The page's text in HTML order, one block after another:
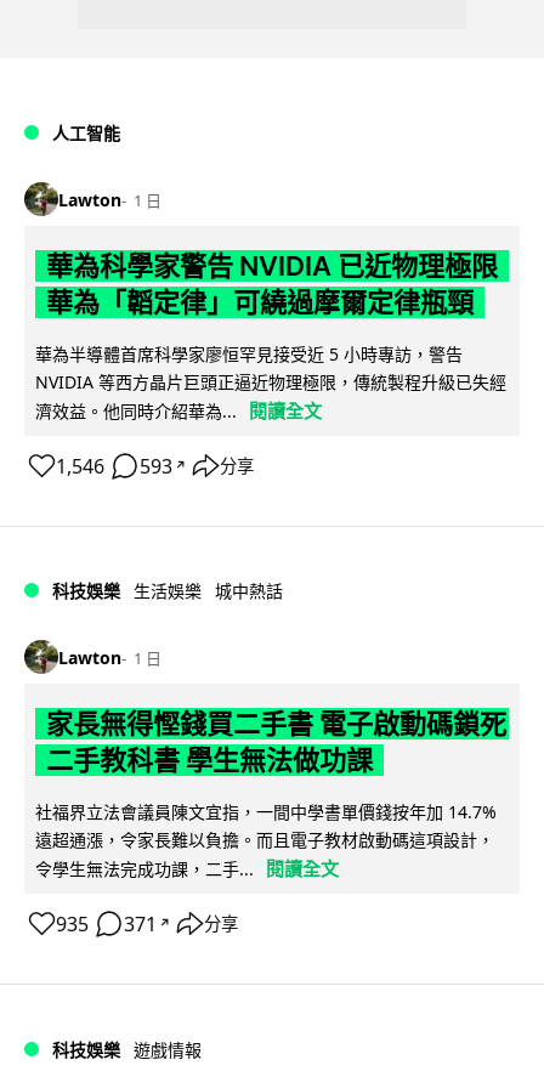
人工智能
Lawton 1 日
華為科學家警告 NVIDIA 已近物理極限
華為「韜定律」可繞過摩爾定律瓶頸
華為半導體首席科學家廖恒罕見接受近 5 小時專訪，警告
NVIDIA 等西方晶片巨頭正逼近物理極限，傳統製程升級已失經
濟效益。他同時介紹華為...
閱讀全文
1,546 593 ↗ 分享
科技娛樂 生活娛樂 城中熱話
Lawton 1 日
家長無得慳錢買二手書 電子啟動碼鎖死
二手教科書 學生無法做功課
社福界立法會議員陳文宜指，一間中學書單價錢按年加 14.7%
遠超通漲，令家長難以負擔。而且電子教材啟動碼這項設計，
令學生無法完成功課，二手...
閱讀全文
935 371 ↗ 分享
科技娛樂 遊戲情報